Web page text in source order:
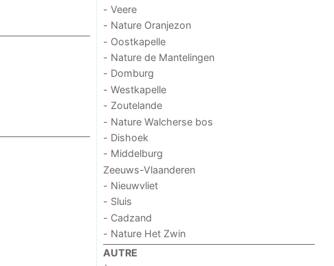
- Veere
- Nature Oranjezon
- Oostkapelle
- Nature de Mantelingen
- Domburg
- Westkapelle
- Zoutelande
- Nature Walcherse bos
- Dishoek
- Middelburg
Zeeuws-Vlaanderen
- Nieuwvliet
- Sluis
- Cadzand
- Nature Het Zwin
AUTRE